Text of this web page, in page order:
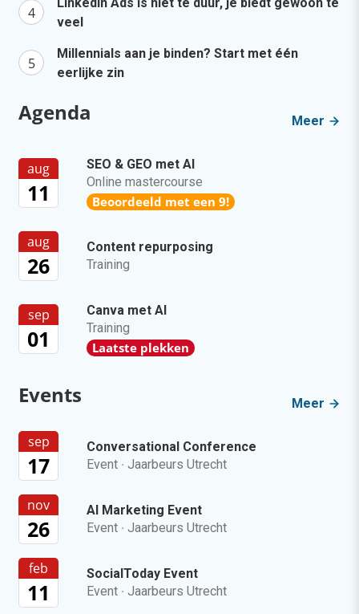
veel
Millennials aan je binden? Start met één
eerlijke zin
Agenda Meer
aug
11
SEO & GEO met AI
Online mastercourse
Beoordeeld met een 9!
aug
26
Content repurposing
Training
sep
01
Canva met AI
Training
Laatste plekken
Events Meer
sep
17
Conversational Conference
Event · Jaarbeurs Utrecht
nov
26
AI Marketing Event
Event · Jaarbeurs Utrecht
feb
11
SocialToday Event
Event · Jaarbeurs Utrecht